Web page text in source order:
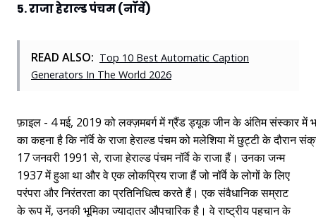
5. राजा हेराल्ड पंचम (नॉर्वे)
READ ALSO: Top 10 Best Automatic Caption
Generators In The World 2026
फ़ाइल - 4 मई, 2019 को लक्ज़मबर्ग में ग्रैंड ड्यूक जीन के अंतिम संस्कार में
का कहना है कि नॉर्वे के राजा हेराल्ड पंचम को मलेशिया में छुट्टी के दौरान
17 जनवरी 1991 से, राजा हेराल्ड पंचम नॉर्वे के राजा हैं। उनका जन्म
1937 में हुआ था और वे एक लोकप्रिय राजा हैं जो नॉर्वे के लोगों के लिए
परंपरा और निरंतरता का प्रतिनिधित्व करते हैं। एक संवैधानिक सम्राट
के रूप में, उनकी भूमिका ज्यादातर औपचारिक है। वे राष्ट्रीय पहचान के